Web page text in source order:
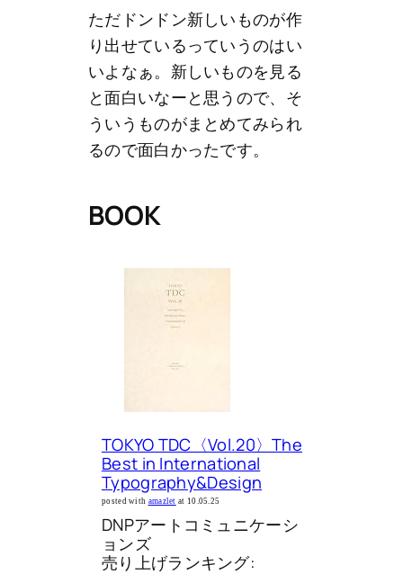
ただドンドン新しいものが作
り出せているっていうのはい
いよなぁ。新しいものを見る
と面白いなーと思うので、そ
ういうものがまとめてみられ
るので面白かったです。
BOOK
TOKYO TDC〈Vol.20〉The
Best in International
Typography&Design
posted with amazlet at 10.05.25
DNPアートコミュニケーシ
ョンズ
売り上げランキング: